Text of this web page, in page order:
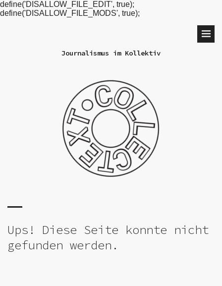
define('DISALLOW_FILE_EDIT', true);
define('DISALLOW_FILE_MODS', true);
Journalismus im Kollektiv
Ups! Diese Seite konnte nicht
gefunden werden.